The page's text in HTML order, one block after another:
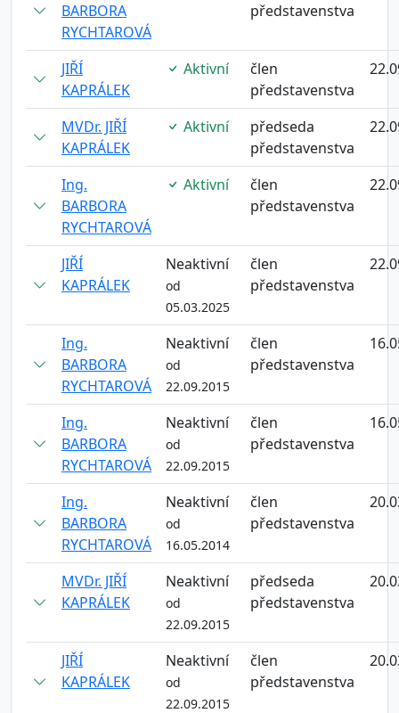
BARBORA
RYCHTAROVÁ
představenstva
JIŘÍ
KAPRÁLEK
Aktivní
člen
představenstva
MVDr. JIŘÍ
KAPRÁLEK
Aktivní
předseda
představenstva
Ing.
BARBORA
RYCHTAROVÁ
Aktivní
člen
představenstva
JIŘÍ
KAPRÁLEK
Neaktivní
od
05.03.2025
člen
představenstva
Ing.
BARBORA
RYCHTAROVÁ
Neaktivní
od
22.09.2015
člen
představenstva
Ing.
BARBORA
RYCHTAROVÁ
Neaktivní
od
22.09.2015
člen
představenstva
Ing.
BARBORA
RYCHTAROVÁ
Neaktivní
od
16.05.2014
člen
představenstva
MVDr. JIŘÍ
KAPRÁLEK
Neaktivní
od
22.09.2015
předseda
představenstva
JIŘÍ
KAPRÁLEK
Neaktivní
od
22.09.2015
člen
představenstva